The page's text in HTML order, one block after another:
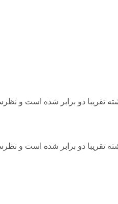
نظرسجی ها نشان می دهد که ۶۷ درصد روس ها در
نظرسجی ها نشان می دهد که ۶۷ درصد روس ها در